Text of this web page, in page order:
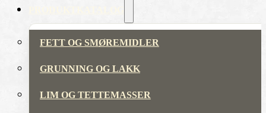
FETT OG SMØREMIDLER
GRUNNING OG LAKK
LIM OG TETTEMASSER